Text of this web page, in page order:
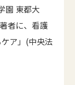
園 東都大
者に、看護
ア」(中央法